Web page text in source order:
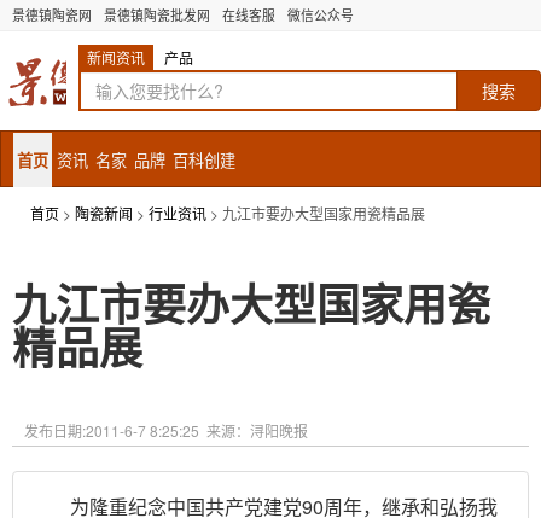
景德镇陶瓷网 景德镇陶瓷批发网 在线客服 微信公众号
新闻资讯 产品
首页 资讯 名家 品牌 百科创建
首页 > 陶瓷新闻 > 行业资讯 > 九江市要办大型国家用瓷精品展
九江市要办大型国家用瓷
精品展
发布日期:2011-6-7 8:25:25 来源：浔阳晚报
为隆重纪念中国共产党建党90周年，继承和弘扬我